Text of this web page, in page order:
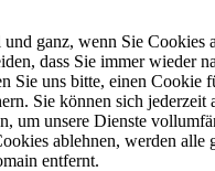
ganz, wenn Sie Cookies
dass Sie immer wieder
Sie uns bitte, einen Cookie
Sie können sich jederzeit
um unsere Dienste
ablehnen, werden alle
entfernt.